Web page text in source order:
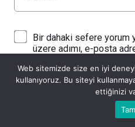
Bir dahaki sefere yorum
üzere adımı, e-posta
YORUM GÖNDER
Bu web sitesinde en iyi deneyimi
Web sitemizde size en iyi
kullanıyoruz. Bu siteyi
ettiğinizi